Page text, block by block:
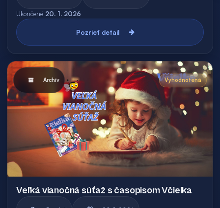
Ukončené 20. 1. 2026
Pozrieť detail
Archív Vyhodnotená
Veľká vianočná súťaž s časopisom Včielka